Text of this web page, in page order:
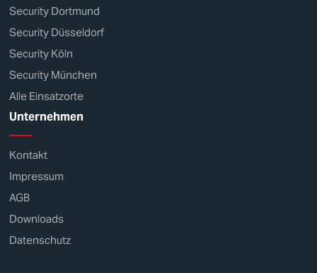
Security Dortmund
Security Düsseldorf
Security Köln
Security München
Alle Einsatzorte
Unternehmen
Kontakt
Impressum
AGB
Downloads
Datenschutz